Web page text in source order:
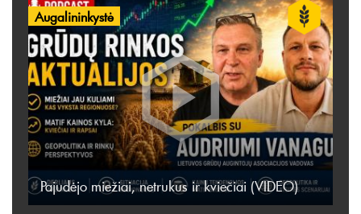
Augalininkystė
Pajudėjo miežiai, netrukus ir kviečiai (VIDEO)